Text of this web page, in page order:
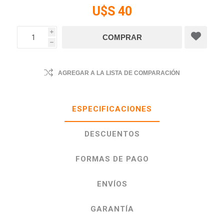
U$S 40
i
h
AGREGAR A LA LISTA DE COMPARACIÓN
ESPECIFICACIONES
DESCUENTOS
FORMAS DE PAGO
ENVÍOS
GARANTÍA